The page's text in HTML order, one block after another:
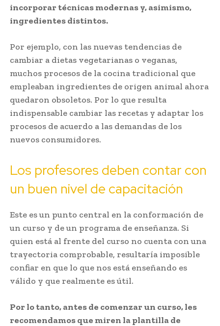
incorporar técnicas modernas y, asimismo,
ingredientes distintos.
Por ejemplo, con las nuevas tendencias de
cambiar a dietas vegetarianas o veganas,
muchos procesos de la cocina tradicional que
empleaban ingredientes de origen animal ahora
quedaron obsoletos. Por lo que resulta
indispensable cambiar las recetas y adaptar los
procesos de acuerdo a las demandas de los
nuevos consumidores.
Los profesores deben contar con
un buen nivel de capacitación
Este es un punto central en la conformación de
un curso y de un programa de enseñanza. Si
quien está al frente del curso no cuenta con una
trayectoria comprobable, resultaría imposible
confiar en que lo que nos está enseñando es
válido y que realmente es útil.
Por lo tanto, antes de comenzar un curso, les
recomendamos que miren la plantilla de